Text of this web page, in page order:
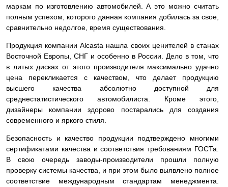
маркам по изготовлению автомобилей. А это можно считать
полным успехом, которого данная компания добилась за свое,
сравнительно недолгое, время существования.
Продукция компании Alcasta нашла своих ценителей в станах
Восточной Европы, СНГ и особенно в России. Дело в том, что
в литых дисках от этого производителя максимально удачно
цена перекликается с качеством, что делает продукцию
высшего качества абсолютно доступной для
среднестатистического автомобилиста. Кроме этого,
дизайнеры компании здорово постарались для создания
современного и яркого стиля.
Безопасность и качество продукции подтверждено многими
сертификатами качества и соответствия требованиям ГОСТа.
В свою очередь заводы-производители прошли полную
проверку системы качества, и при этом было выявлено полное
соответствие международным стандартам менеджмента.